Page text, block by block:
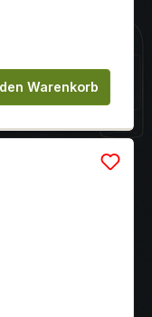
Warenkorb